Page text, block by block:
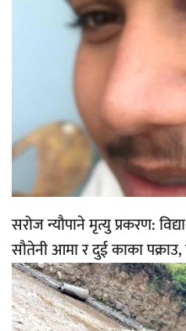
सरोज न्यौपाने मृत्यु प्रकरण:
सौतेनी आमा र दुई काका